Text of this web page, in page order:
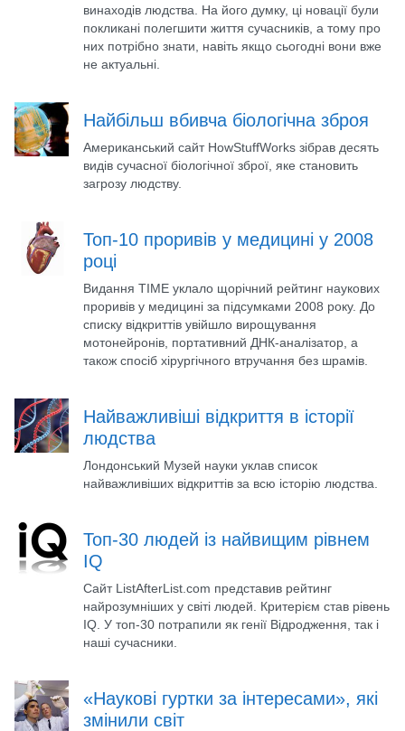
винаходів людства. На його думку, ці новації були
покликані полегшити життя сучасників, а тому про
них потрібно знати, навіть якщо сьогодні вони вже
не актуальні.
Найбільш вбивча біологічна зброя
Американський сайт HowStuffWorks зібрав десять
видів сучасної біологічної зброї, яке становить
загрозу людству.
Топ-10 проривів у медицині у 2008
році
Видання TIME уклало щорічний рейтинг наукових
проривів у медицині за підсумками 2008 року. До
списку відкриттів увійшло вирощування
мотонейронів, портативний ДНК-аналізатор, а
також спосіб хірургічного втручання без шрамів.
Найважливіші відкриття в історії
людства
Лондонський Музей науки уклав список
найважливіших відкриттів за всю історію людства.
Топ-30 людей із найвищим рівнем
IQ
Сайт ListAfterList.com представив рейтинг
найрозумніших у світі людей. Критерієм став рівень
IQ. У топ-30 потрапили як генії Відродження, так і
наші сучасники.
«Наукові гуртки за інтересами», які
змінили світ